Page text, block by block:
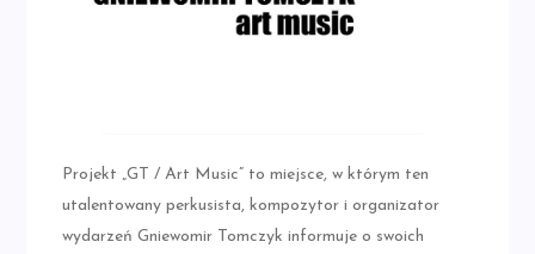
Projekt „GT / Art Music” to miejsce, w którym ten
utalentowany perkusista, kompozytor i organizator
wydarzeń Gniewomir Tomczyk informuje o swoich